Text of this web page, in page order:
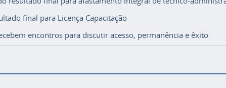
final para Licença Capacitação
encontros para discutir acesso, permanência e êxito